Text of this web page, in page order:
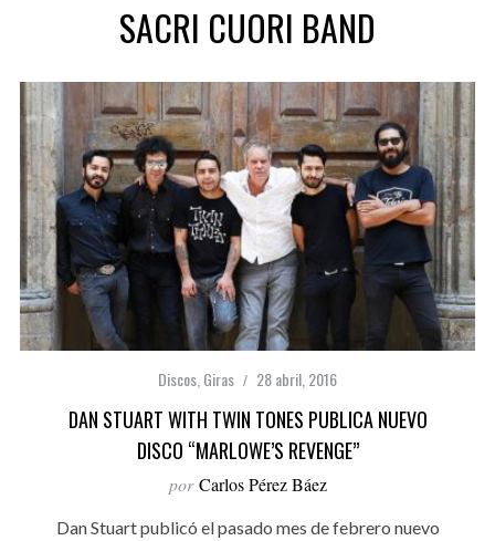
SACRI CUORI BAND
Discos Giras 28 abril, 2016
DAN STUART WITH TWIN TONES PUBLICA NUEVO
DISCO “MARLOWE’S REVENGE”
por Carlos Pérez Báez
Dan Stuart publicó el pasado mes de febrero nuevo